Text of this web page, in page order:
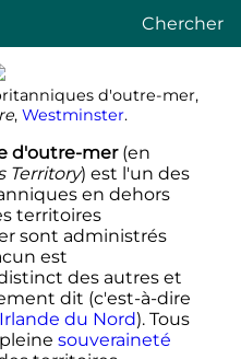
Chercher
d'outre-mer,
, Westminster.
d'outre-mer(en
Territory) est l'un des
en dehors
territoires
sont administrés
est
des autres et
dit (c'est-à-dire
du Nord). Tous
souveraineté